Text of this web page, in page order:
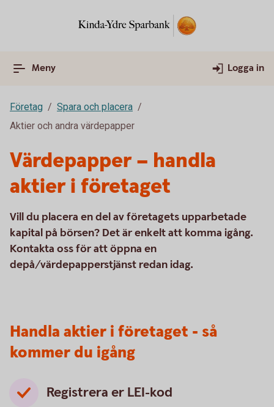
Meny Logga in
Företag
Spara och placera
Aktier och andra värdepapper
Värdepapper – handla
aktier i företaget
Vill du placera en del av företagets upparbetade
kapital på börsen? Det är enkelt att komma igång.
Kontakta oss för att öppna en
depå/värdepapperstjänst redan idag.
Handla aktier i företaget - så
kommer du igång
Registrera er LEI-kod